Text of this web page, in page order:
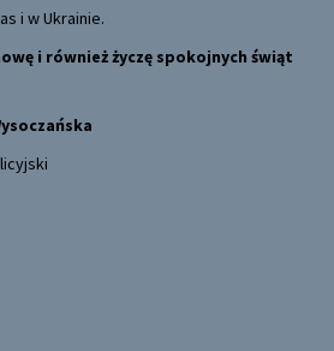
i w Ukrainie.
i również życzę spokojnych świąt